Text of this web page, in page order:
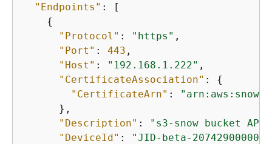
"Endpoints" : [
{
"Protocol" : "https" ,
"Port" : 443 ,
"Host" : "192.168.1.222" ,
"CertificateAssociation" : {
"CertificateArn" :
      },
"Description" :
"s3-snow bucket
"DeviceId" :
"JID-beta-